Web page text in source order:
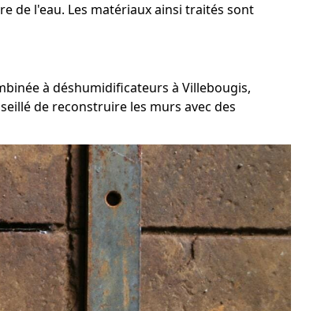
de l'eau. Les matériaux ainsi traités sont
à déshumidificateurs à Villebougis,
de reconstruire les murs avec des